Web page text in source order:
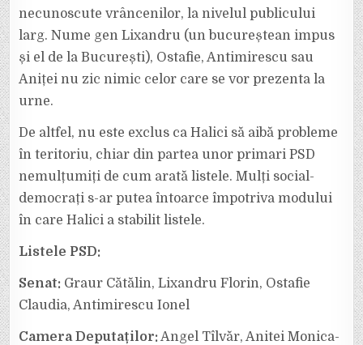
necunoscute vrâncenilor, la nivelul publicului
larg. Nume gen Lixandru (un bucureștean impus
și el de la București), Ostafie, Antimirescu sau
Aniței nu zic nimic celor care se vor prezenta la
urne.
De altfel, nu este exclus ca Halici să aibă probleme
în teritoriu, chiar din partea unor primari PSD
nemulțumiți de cum arată listele. Mulți social-
democrați s-ar putea întoarce împotriva modului
în care Halici a stabilit listele.
Listele PSD:
Senat: Graur Cătălin, Lixandru Florin, Ostafie
Claudia, Antimirescu Ionel
Camera Deputaților:Angel Tîlvăr, Anitei Monica-